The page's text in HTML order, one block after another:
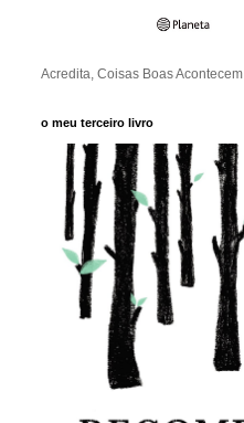
Acredita, Coisas Boas Acontecem
o meu terceiro livro